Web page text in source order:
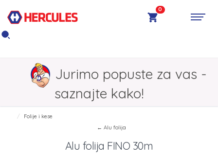
0
Jurimo popuste za vas -
saznajte kako!
Folije i kese
← Alu folija
Alu folija FINO 30m